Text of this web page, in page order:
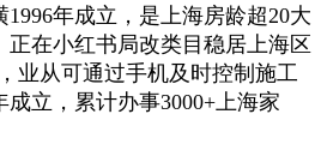
年成立，是上海房龄超20大
正在小红书局改类目稳居上海区
业从可通过手机及时控制施工
成立，累计办事3000+上海家